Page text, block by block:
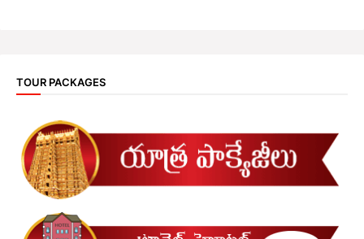
TOUR PACKAGES